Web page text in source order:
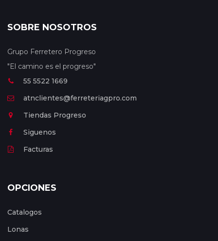
SOBRE NOSOTROS
Grupo Ferretero Progreso
"El camino es el progreso"
55 5522 1669
atnclientes@ferreteriagpro.com
Tiendas Progreso
Siguenos
Facturas
OPCIONES
Catalogos
Lonas